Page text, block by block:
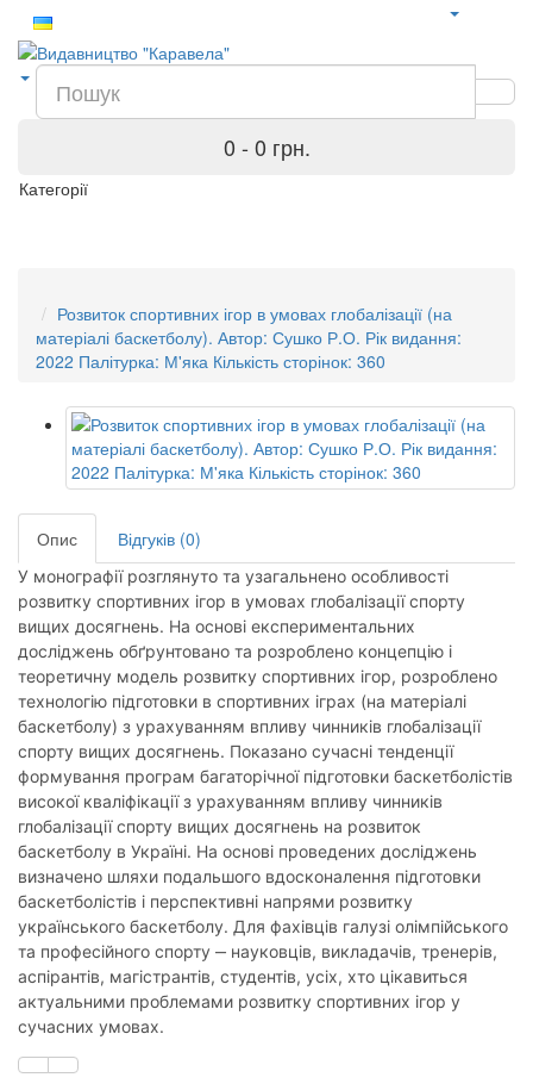
0 - 0 грн.
Категорії
Розвиток спортивних ігор в умовах глобалізації (на
матеріалі баскетболу). Автор: Сушко Р.О. Рік видання:
2022 Палітурка: М'яка Кількість сторінок: 360
Опис Відгуків (0)
У монографії розглянуто та узагальнено особливості
розвитку спортивних ігор в умовах глобалізації спорту
вищих досягнень. На основі експериментальних
досліджень обґрунтовано та розроблено концепцію і
теоретичну модель розвитку спортивних ігор, розроблено
технологію підготовки в спортивних іграх (на матеріалі
баскетболу) з урахуванням впливу чинників глобалізації
спорту вищих досягнень. Показано сучасні тенденції
формування програм багаторічної підготовки баскетболістів
високої кваліфікації з урахуванням впливу чинників
глобалізації спорту вищих досягнень на розвиток
баскетболу в Україні. На основі проведених досліджень
визначено шляхи подальшого вдосконалення підготовки
баскетболістів і перспективні напрями розвитку
українського баскетболу. Для фахівців галузі олімпійського
та професійного спорту ‒ науковців, викладачів, тренерів,
аспірантів, магістрантів, студентів, усіх, хто цікавиться
актуальними проблемами розвитку спортивних ігор у
сучасних умовах.